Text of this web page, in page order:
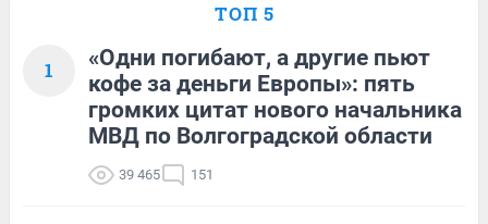
ТОП 5
1
«Одни погибают, а другие пьют
кофе за деньги Европы»: пять
громких цитат нового начальника
МВД по Волгоградской области
39 465 151